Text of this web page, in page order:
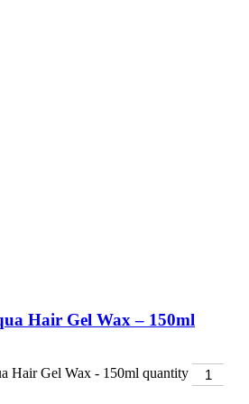
Hair Gel Wax – 150ml
Hair Gel Wax - 150ml quantity